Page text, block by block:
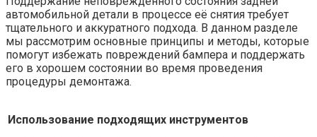
автомобильной детали в процессе её снятия требует
тщательного и аккуратного подхода. В данном разделе
мы рассмотрим основные принципы и методы, которые
помогут избежать повреждений бампера и поддержать
его в хорошем состоянии во время проведения
процедуры демонтажа.
Использование подходящих инструментов